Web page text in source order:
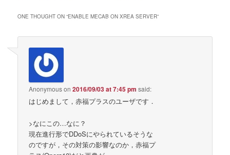
ONE THOUGHT ON “ENABLE MECAB ON XREA SERVER”
Anonymouson2016/09/03 at 7:45 pm said:
はじめまして，赤福プラスのユーザです．
>なにこの…なに？
現在進行形でDDoSにやられているそうな
のですが，その対策の影響なのか，赤福プ